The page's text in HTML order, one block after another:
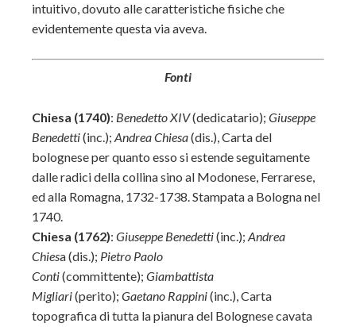
intuitivo, dovuto alle caratteristiche fisiche che
evidentemente questa via aveva.
Fonti
Chiesa (1740): Benedetto XIV(dedicatario); Giuseppe
Benedetti(inc.); Andrea Chiesa(dis.), Carta del
bolognese per quanto esso si estende seguitamente
dalle radici della collina sino al Modonese, Ferrarese,
ed alla Romagna, 1732-1738. Stampata a Bologna nel
1740.
Chiesa (1762): Giuseppe Benedetti(inc.); Andrea
Chiesa (dis.); Pietro Paolo
Conti(committente); Giambattista
Migliari(perito); Gaetano Rappini(inc.), Carta
topografica di tutta la pianura del Bolognese cavata